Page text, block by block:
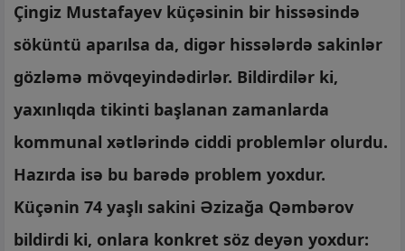
Çingiz Mustafayev küçəsinin bir hissəsində
söküntü aparılsa da, digər hissələrdə sakinlər
gözləmə mövqeyindədirlər. Bildirdilər ki,
yaxınlıqda tikinti başlanan zamanlarda
kommunal xətlərində ciddi problemlər olurdu.
Hazırda isə bu barədə problem yoxdur.
Küçənin 74 yaşlı sakini Əzizağa Qəmbərov
bildirdi ki, onlara konkret söz deyən yoxdur: